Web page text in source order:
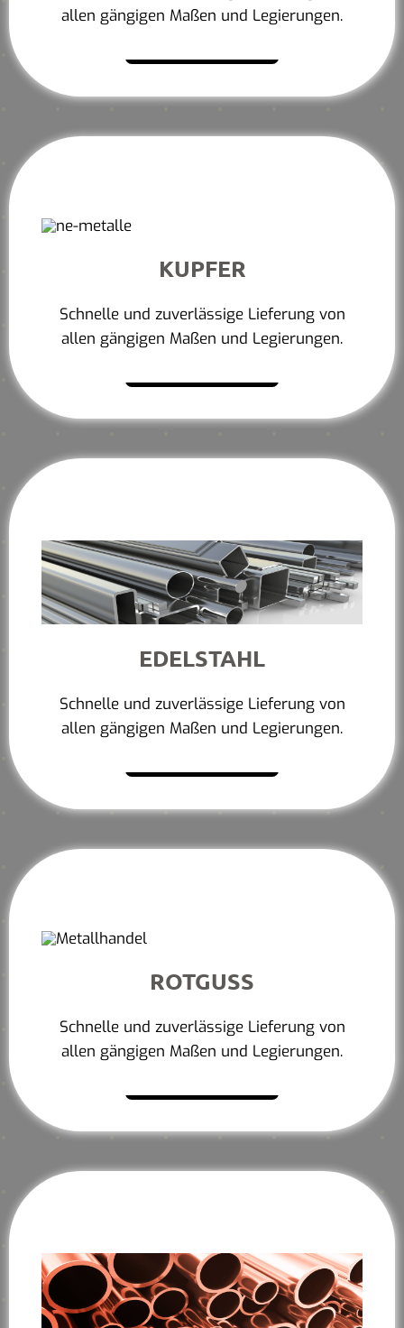
allen gängigen Maßen und Legierungen.
KUPFER
Schnelle und zuverlässige Lieferung von
allen gängigen Maßen und Legierungen.
EDELSTAHL
Schnelle und zuverlässige Lieferung von
allen gängigen Maßen und Legierungen.
ROTGUSS
Schnelle und zuverlässige Lieferung von
allen gängigen Maßen und Legierungen.